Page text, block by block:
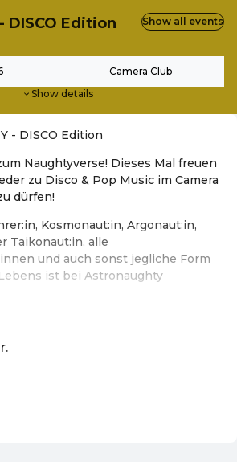
Edition
Camera Club
Show details
Show all events
- DISCO Edition
Naughtyverse! Dieses Mal freuen
zu Disco & Pop Music im Camera
dürfen!
Kosmonaut:in, Argonaut:in,
Taikonaut:in, alle
und auch sonst jegliche Form
ist bei Astronaughty